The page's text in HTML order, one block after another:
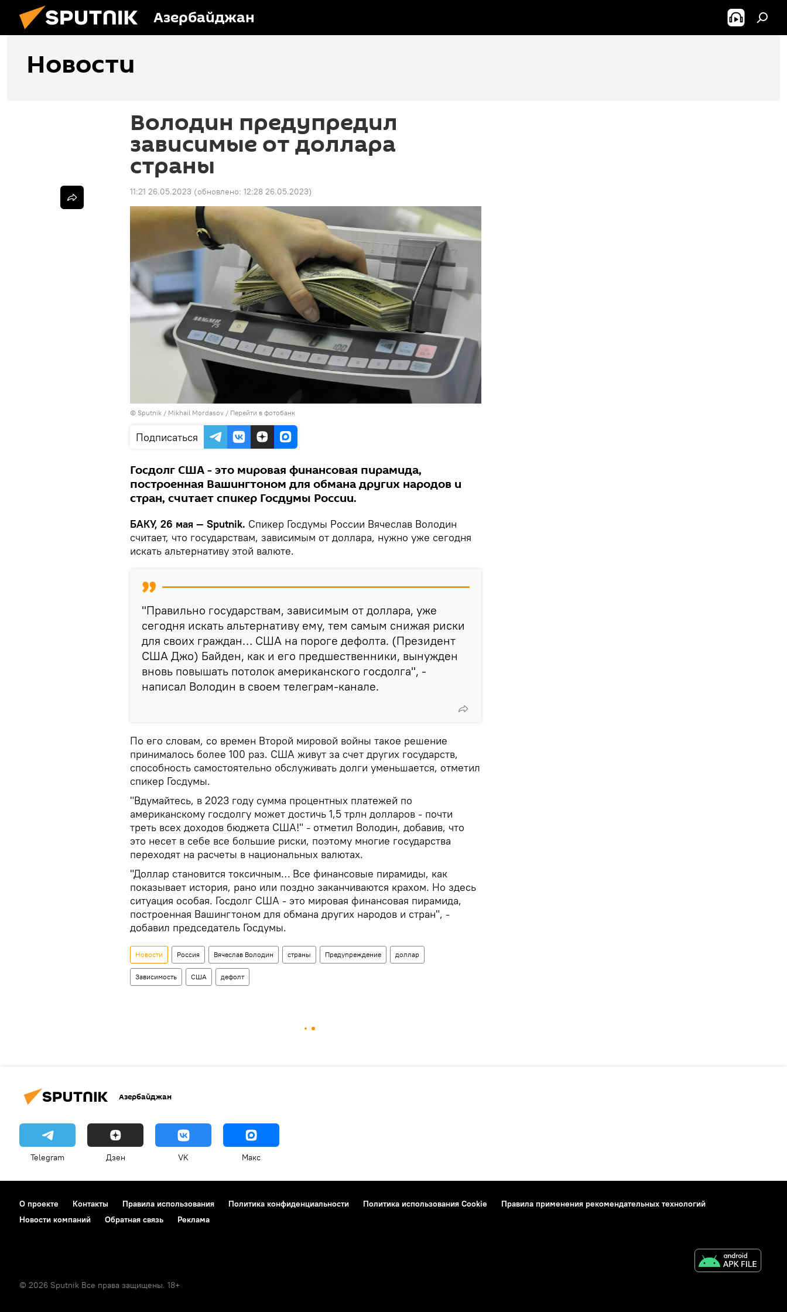
Азербайджан
Новости
Володин предупредил
зависимые от доллара
страны
11:21 26.05.2023 (обновлено: 12:28 26.05.2023)
© Sputnik / Mikhail Mordasov / Перейти в фотобанк
Подписаться
Госдолг США - это мировая финансовая пирамида,
построенная Вашингтоном для обмана других народов и
стран, считает спикер Госдумы России.
БАКУ, 26 мая — Sputnik. Спикер Госдумы России Вячеслав Володин
считает, что государствам, зависимым от доллара, нужно уже сегодня
искать альтернативу этой валюте.
"Правильно государствам, зависимым от доллара, уже
сегодня искать альтернативу ему, тем самым снижая риски
для своих граждан… США на пороге дефолта. (Президент
США Джо) Байден, как и его предшественники, вынужден
вновь повышать потолок американского госдолга", -
написал Володин в своем телеграм-канале.
По его словам, со времен Второй мировой войны такое решение
принималось более 100 раз. США живут за счет других государств,
способность самостоятельно обслуживать долги уменьшается, отметил
спикер Госдумы.
"Вдумайтесь, в 2023 году сумма процентных платежей по
американскому госдолгу может достичь 1,5 трлн долларов - почти
треть всех доходов бюджета США!" - отметил Володин, добавив, что
это несет в себе все большие риски, поэтому многие государства
переходят на расчеты в национальных валютах.
"Доллар становится токсичным… Все финансовые пирамиды, как
показывает история, рано или поздно заканчиваются крахом. Но здесь
ситуация особая. Госдолг США - это мировая финансовая пирамида,
построенная Вашингтоном для обмана других народов и стран", -
добавил председатель Госдумы.
Новости Россия Вячеслав Володин страны Предупреждение доллар
Зависимость США дефолт
Азербайджан
Telegram Дзен VK Макс
О проекте Контакты Правила использования Политика конфиденциальности Политика использования Cookie
Правила применения рекомендательных технологий
Новости компаний
Обратная связь Реклама
© 2026 Sputnik Все права защищены. 18+